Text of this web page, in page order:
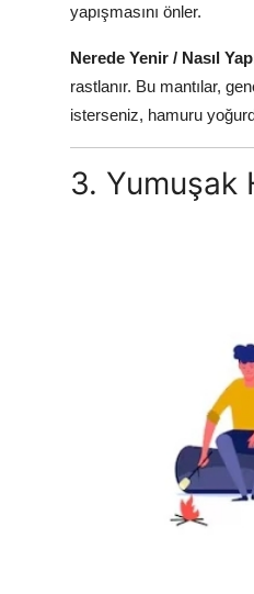
yapışmasını önler.
Nerede Yenir / Nasıl
rastlanır. Bu mantılar,
isterseniz, hamuru
3. Yumuşak